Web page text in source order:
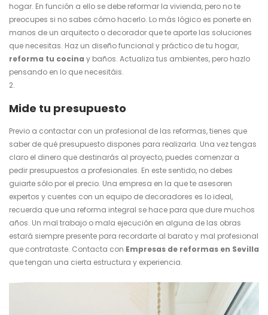
hogar. En función a ello se debe reformar la vivienda, pero no te
preocupes si no sabes cómo hacerlo. Lo más lógico es ponerte en
manos de un arquitecto o decorador que te aporte las soluciones
que necesitas. Haz un diseño funcional y práctico de tu hogar,
reforma tu cocina y baños. Actualiza tus ambientes, pero hazlo
pensando en lo que necesitáis.
Mide tu presupuesto
Previo a contactar con un profesional de las reformas, tienes que
saber de qué presupuesto dispones para realizarla. Una vez tengas
claro el dinero que destinarás al proyecto, puedes comenzar a
pedir presupuestos a profesionales. En este sentido, no debes
guiarte sólo por el precio. Una empresa en la que te asesoren
expertos y cuentes con un equipo de decoradores es lo ideal,
recuerda que una reforma integral se hace para que dure muchos
años. Un mal trabajo o mala ejecución en alguna de las obras
estará siempre presente para recordarte al barato y mal profesional
que contrataste. Contacta con Empresas de reformas en Sevilla
que tengan una cierta estructura y experiencia.